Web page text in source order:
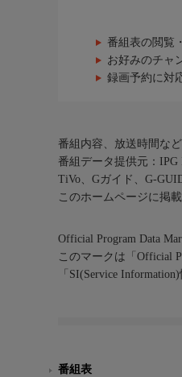
番組表の閲覧
お好みのチャ
録画予約に対
番組内容、放送時間な
番組データ提供元：IPG
TiVo、Gガイド、G-
このホームページに掲
Official Program Data
このマークは「Official
「SI(Service
番組表